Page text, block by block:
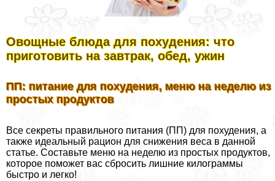
Овощные блюда для похудения: что
приготовить на завтpaк, обед, ужин
ПП: питание для похудения, меню на неделю из
простых продуктов
Все секреты правильного питания (ПП) для похудения, а
также идеальный рацион для снижения веса в данной
статье. Составьте меню на неделю из простых продуктов,
которое поможет вас сбросить лишние килограммы
быстро и легко!